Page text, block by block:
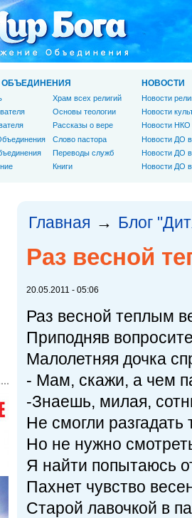
Главная → Блог
Раз весной
20.05.2011 - 05:06
Раз весной теплым
Приподняв
Малолетняя дочка
- Мам, скажи, а чем
-Знаешь, милая,
Не смогли разгадать
Но не нужно
Я найти попытаюсь
Пахнет чувство
Старой лавочкой в
ОБЪЕДИНЕНИЯ
Храм всех религий
Основы теологии
Рассказы о вере
Слово пастора
Переводы служб
Книги
НОВОСТИ
Новости
Новости
Новости НКО
Новости ДО
Новости ДО
Новости ДО